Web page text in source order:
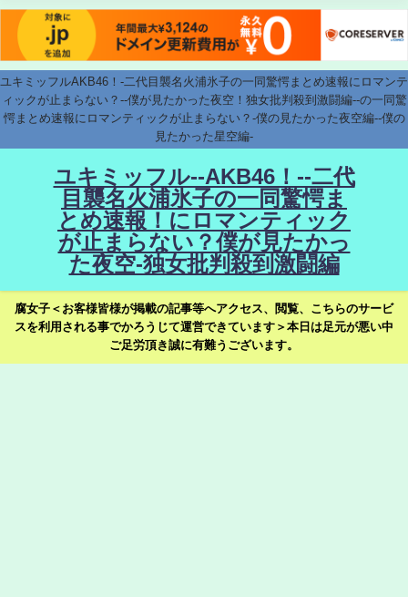
ユキミッフルAKB46！-二代目襲名火浦氷子の一同驚愕まとめ速報にロマンテ
ィックが止まらない？--僕が見たかった夜空！独女批判殺到激闘編--の一同驚
愕まとめ速報にロマンティックが止まらない？-僕の見たかった夜空編--僕の
見たかった星空編-
ユキミッフル--AKB46！--二代
目襲名火浦氷子の一同驚愕ま
とめ速報！にロマンティック
が止まらない？僕が見たかっ
た夜空-独女批判殺到激闘編
腐女子＜お客様皆様が掲載の記事等へアクセス、閲覧、こちらのサービ
スを利用される事でかろうじて運営できています＞本日は足元が悪い中
ご足労頂き誠に有難うございます。